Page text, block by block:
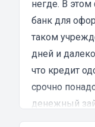
испытал в
негде. В этом
банк для
таком
дней и
что кредит
срочно
денежный
но